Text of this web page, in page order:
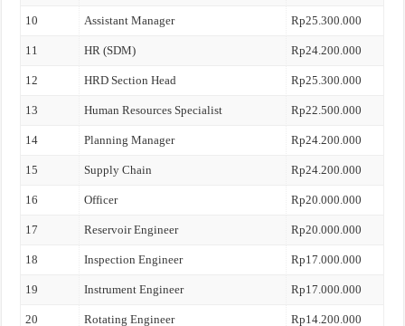
10 Assistant Manager Rp25.300.000
11 HR (SDM) Rp24.200.000
12 HRD Section Head Rp25.300.000
13 Human Resources Specialist Rp22.500.000
14 Planning Manager Rp24.200.000
15 Supply Chain Rp24.200.000
16 Officer Rp20.000.000
17 Reservoir Engineer Rp20.000.000
18 Inspection Engineer Rp17.000.000
19 Instrument Engineer Rp17.000.000
20 Rotating Engineer Rp14.200.000